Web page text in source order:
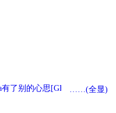
了别的心思[GB]》……(全显)